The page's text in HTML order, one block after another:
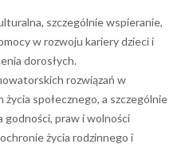
szczególnie wspieranie,
w rozwoju kariery dzieci i
dorosłych.
rozwiązań w
społecznego, a szczególnie
godności, praw i wolności
życia rodzinnego i